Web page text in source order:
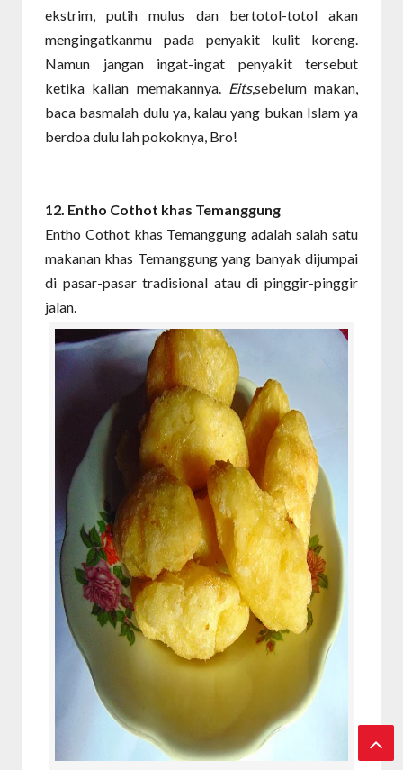
ekstrim, putih mulus dan bertotol-totol akan
mengingatkanmu pada penyakit kulit koreng.
Namun jangan ingat-ingat penyakit tersebut
ketika kalian memakannya. Eits,sebelum makan,
baca basmalah dulu ya, kalau yang bukan Islam ya
berdoa dulu lah pokoknya, Bro!
12. Entho Cothot khas Temanggung
Entho Cothot khas Temanggung adalah salah satu
makanan khas Temanggung yang banyak dijumpai
di pasar-pasar tradisional atau di pinggir-pinggir
jalan.